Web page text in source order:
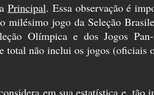
Principal. Essa observação é
jogo da Seleção
Olímpica e dos Jogos
total não inclui os jogos (oficiais
em sua estatística e,